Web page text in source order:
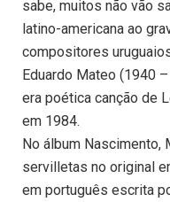
sabe, muitos não vão
latino-americana ao
compositores
Eduardo Mateo (1940
era poética canção de
em 1984.
No álbum Nascimento,
servilletas no original
em português escrita